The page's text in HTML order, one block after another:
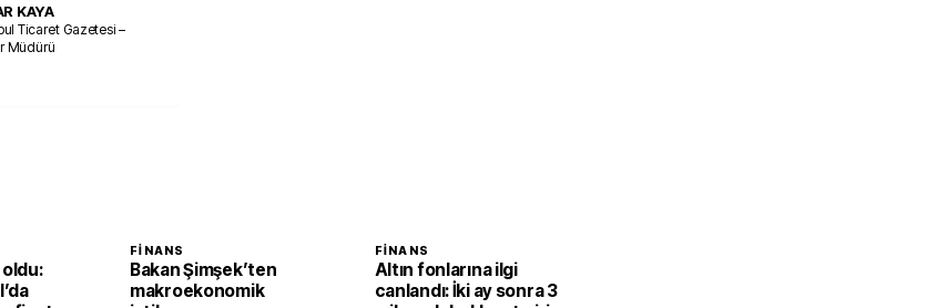
KAYA
Ticaret Gazetesi –
Müdürü
FINANS
Bakan Şimşek’ten
makroekonomik
FINANS
Altın fonlarına ilgi
canlandı: İki ay sonra 3